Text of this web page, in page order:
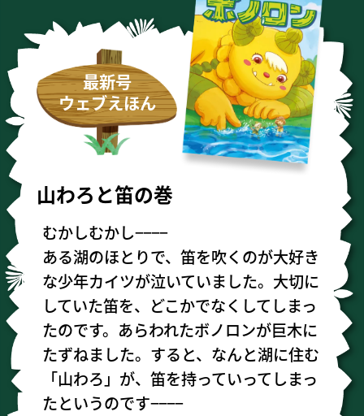
最新号
ウェブえほん
山わろと笛の巻
むかしむかし−−−−
ある湖のほとりで、笛を吹くのが大好き
な少年カイツが泣いていました。大切に
していた笛を、どこかでなくしてしまっ
たのです。あらわれたボノロンが巨木に
たずねました。すると、なんと湖に住む
「山わろ」が、笛を持っていってしまっ
たというのです−−−−